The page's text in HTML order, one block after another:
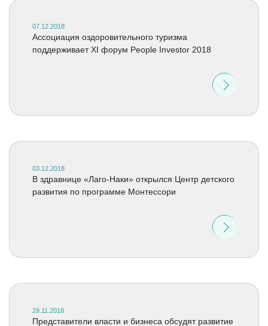
07.12.2018
Ассоциация оздоровительного туризма
поддерживает XI форум People Investor 2018
03.12.2018
В здравнице «Лаго-Наки» открылся Центр детского
развития по программе Монтессори
29.11.2018
Представители власти и бизнеса обсудят развитие